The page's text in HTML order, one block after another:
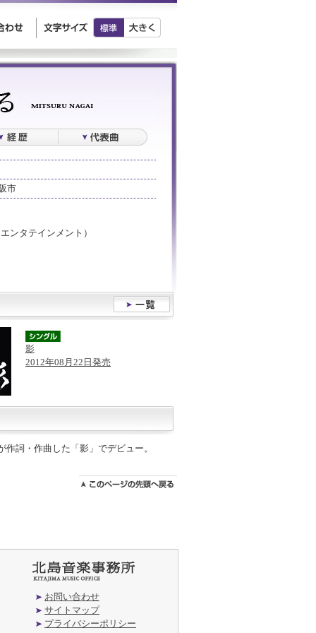
市
ンタテインメント）
影
2012年08月22日発売
詞・作曲した「影」でデビュー。
お問い合わせ
サイトマップ
プライバシーポリシー